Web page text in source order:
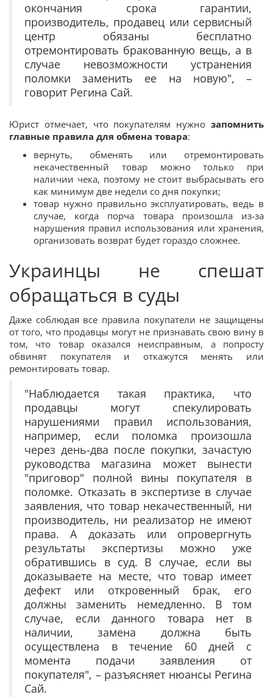
окончания срока гарантии,
производитель, продавец или сервисный
центр обязаны бесплатно
отремонтировать бракованную вещь, а в
случае невозможности устранения
поломки заменить ее на новую", –
говорит Регина Сай.
Юрист отмечает, что покупателям нужно запомнить
главные правила для обмена товара:
вернуть, обменять или отремонтировать
некачественный товар можно только при
наличии чека, поэтому не стоит выбрасывать его
как минимум две недели со дня покупки;
товар нужно правильно эксплуатировать, ведь в
случае, когда порча товара произошла из-за
нарушения правил использования или хранения,
организовать возврат будет гораздо сложнее.
Украинцы не спешат
обращаться в суды
Даже соблюдая все правила покупатели не защищены
от того, что продавцы могут не признавать свою вину в
том, что товар оказался неисправным, а попросту
обвинят покупателя и откажутся менять или
ремонтировать товар.
"Наблюдается такая практика, что
продавцы могут спекулировать
нарушениями правил использования,
например, если поломка произошла
через день-два после покупки, зачастую
руководства магазина может вынести
"приговор" полной вины покупателя в
поломке. Отказать в экспертизе в случае
заявления, что товар некачественный, ни
производитель, ни реализатор не имеют
права. А доказать или опровергнуть
результаты экспертизы можно уже
обратившись в суд. В случае, если вы
доказываете на месте, что товар имеет
дефект или откровенный брак, его
должны заменить немедленно. В том
случае, если данного товара нет в
наличии, замена должна быть
осуществлена в течение 60 дней с
момента подачи заявления от
покупателя", – разъясняет нюансы Регина
Сай.